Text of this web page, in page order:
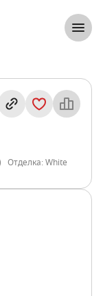
Отделка: White